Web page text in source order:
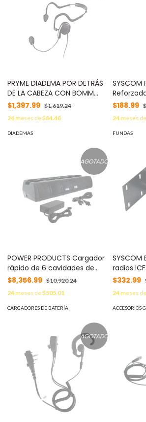
PRYME DIADEMA POR DETRÁS
DE LA CABEZA CON BOMM
FLEXIBLE P/ ICOM ICF-11/ 14/
3021/ 3013/ 3103/ 3003. Se fija
al equipo con tornillos. MOD:
SPM-1400ILS
$1,397.99 $1,619.24
24meses de$84.48
DIADEMAS
SYSCOM
ICF3GS,
ICF4GT,
ICF40GS
FSMIC-
$188.99
24meses de
FUNDAS
AGOTADO
POWER PRODUCTS Cargador
rápido de 6 cavidades de
escritorio para radio ICOM
ICM25 MOD: PP6CBC213
$8,356.99 $10,920.24
24meses de$505.01
CARGADORES DE BATERÍA
SYSCOM
radios
420S.
$332.99
24meses de
ACCESORIOS
AGOTADO